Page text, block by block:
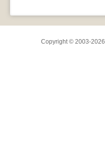
Copyright © 2003-2026